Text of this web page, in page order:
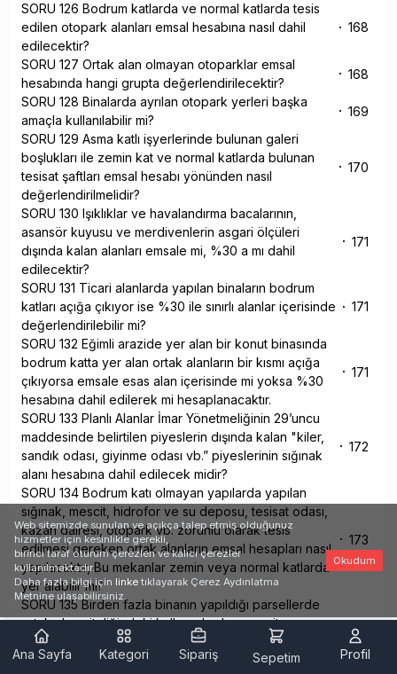
SORU 126 Bodrum katlarda ve normal katlarda tesis
edilen otopark alanları emsal hesabına nasıl dahil
edilecektir?
168
SORU 127 Ortak alan olmayan otoparklar emsal
hesabında hangi grupta değerlendirilecektir?
168
SORU 128 Binalarda ayrılan otopark yerleri başka
amaçla kullanılabilir mi?
169
SORU 129 Asma katlı işyerlerinde bulunan galeri
boşlukları ile zemin kat ve normal katlarda bulunan
tesisat şaftları emsal hesabı yönünden nasıl
değerlendirilmelidir?
170
SORU 130 Işıklıklar ve havalandırma bacalarının,
asansör kuyusu ve merdivenlerin asgari ölçüleri
dışında kalan alanları emsale mi, %30 a mı dahil
edilecektir?
171
SORU 131 Ticari alanlarda yapılan binaların bodrum
katları açığa çıkıyor ise %30 ile sınırlı alanlar içerisinde
değerlendirilebilir mi?
171
SORU 132 Eğimli arazide yer alan bir konut binasında
bodrum katta yer alan ortak alanların bir kısmı açığa
çıkıyorsa emsale esas alan içerisinde mi yoksa %30
hesabına dahil edilerek mi hesaplanacaktır.
171
SORU 133 Planlı Alanlar İmar Yönetmeliğinin 29’uncu
maddesinde belirtilen piyeslerin dışında kalan "kiler,
sandık odası, giyinme odası vb.” piyeslerinin sığınak
alanı hesabına dahil edilecek midir?
172
SORU 134 Bodrum katı olmayan yapılarda yapılan
sığınak, mescit, hidrofor ve su deposu, tesisat odası,
kazan dairesi, otopark vb. zorunlu olarak tesis
edilmesi gereken ortak alanların emsal hesapları nasıl
yapılacaktır, Bu mekanlar zemin veya normal katlarda
yer alabilir mi?
173
SORU 135 Birden fazla binanın yapıldığı parsellerde
ortak alan niteliğindeki kullanımlardan mescit ve
müştemilatın her bina için ayrı ayrı mı yapılması
gerekmektedir?
177
Ana Sayfa Kategori Sipariş Sepetim Profil
Web sitemizde sunulan ve açıkça talep etmiş olduğunuz
hizmetler için kesinlikle gerekli,
birinci taraf oturum çerezleri ve kalıcı çerezler
kullanılmaktadır.
Daha fazla bilgi için linke tıklayarak Çerez Aydınlatma
Metnine ulaşabilirsiniz.
Okudum